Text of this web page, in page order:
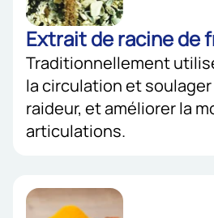
Extrait de racine de
Traditionnellement
la circulation et soulager
raideur, et améliorer la
articulations.